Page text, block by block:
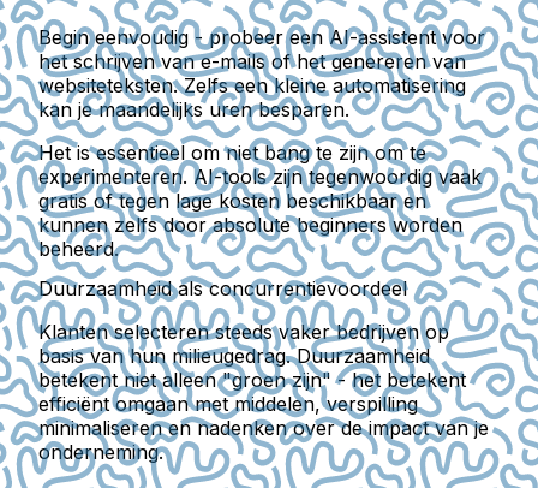
Begin eenvoudig - probeer een AI-assistent voor
het schrijven van e-mails of het genereren van
websiteteksten.Zelfs een kleine automatisering
kan je maandelijks uren besparen.
Het is essentieel om niet bang te zijn om te
experimenteren. AI-tools zijn tegenwoordig vaak
gratis of tegen lage kosten beschikbaaren
kunnen zelfs door absolute beginners worden
beheerd.
Duurzaamheid als concurrentievoordeel
Klanten selecteren steeds vaker bedrijven op
basis van hun milieugedrag.Duurzaamheid
betekent niet alleen "groen zijn" - het betekent
efficiënt omgaan met middelen, verspilling
minimaliseren en nadenken over de impact van je
onderneming.